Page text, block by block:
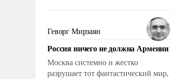
уязвимости США, например, перед
Китаем.
Геворг Мирзаян
Россия ничего не должна Армении
Москва системно и жестко
разрушает тот фантастический мир,